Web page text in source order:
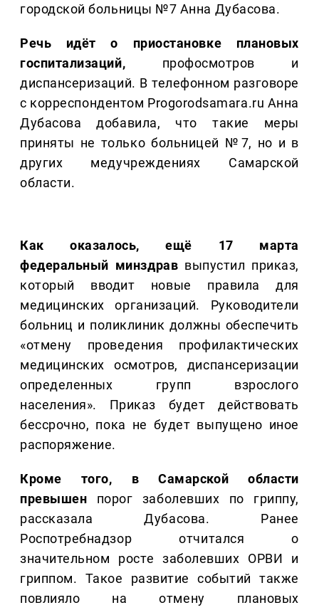
городской больницы №7 Анна Дубасова.
Речь идёт о приостановке плановых
госпитализаций, профосмотров и
диспансеризаций. В телефонном разговоре
с корреспондентом Progorodsamara.ru Анна
Дубасова добавила, что такие меры
приняты не только больницей №7, но и в
других медучреждениях Самарской
области.
Как оказалось, ещё 17 марта
федеральный минздрав выпустил приказ,
который вводит новые правила для
медицинских организаций. Руководители
больниц и поликлиник должны обеспечить
«отмену проведения профилактических
медицинских осмотров, диспансеризации
определенных групп взрослого
населения». Приказ будет действовать
бессрочно, пока не будет выпущено иное
распоряжение.
Кроме того, в Самарской области
превышен порог заболевших по гриппу,
рассказала Дубасова. Ранее
Роспотребнадзор отчитался о
значительном росте заболевших ОРВИ и
гриппом. Такое развитие событий также
повлияло на отмену плановых